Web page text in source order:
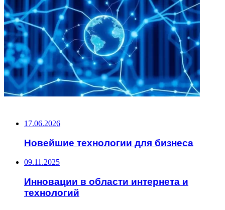
17.06.2026
Новейшие технологии для бизнеса
09.11.2025
Инновации в области интернета и
технологий